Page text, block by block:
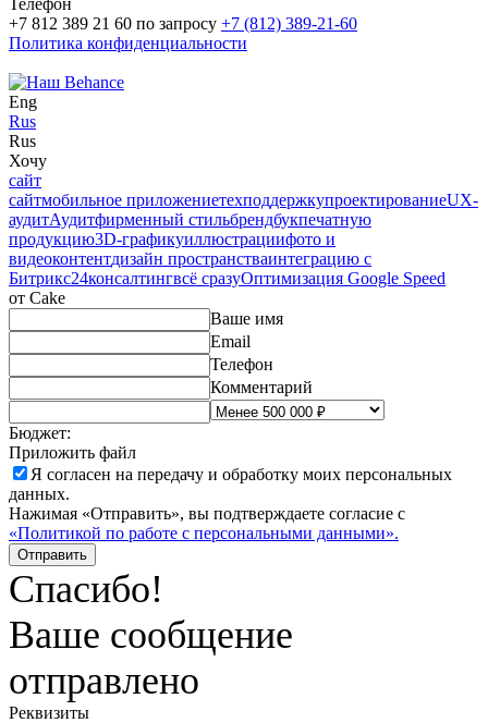
Телефон
+7 812 389 21 60 по запросу +7 (812) 389-21-60
Политика конфиденциальности
Eng
Rus
Rus
Хочу
сайт
сайтмобильное приложениетехподдержкупроектированиеUX-
аудитАудитфирменный стильбрендбукпечатную
продукцию3D-графикуиллюстрациифото и
видеоконтентдизайн пространстваинтеграцию с
Битрикс24консалтингвсё сразуОптимизация Google Speed
от Cake
Ваше имя
Email
Телефон
Комментарий
Бюджет:
Приложить файл
Я согласен на передачу и обработку моих персональных
данных.
Нажимая «Отправить», вы подтверждаете согласие с
«Политикой по работе с персональными данными».
Отправить
Спасибо!
Ваше сообщение
отправлено
Реквизиты